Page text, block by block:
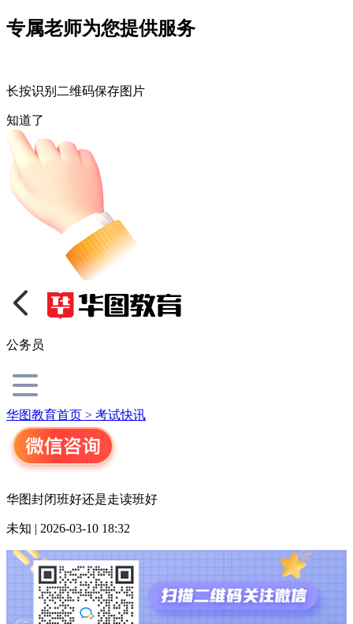
专属老师为您提供服务
长按识别二维码保存图片
知道了
公务员
华图教育首页 > 考试快讯
华图封闭班好还是走读班好
未知 | 2026-03-10 18:32